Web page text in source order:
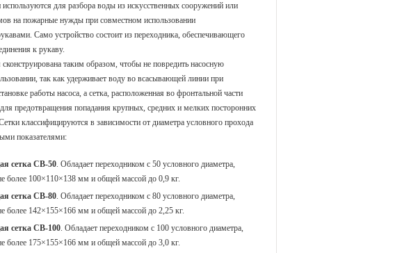
для разбора воды из искусственных сооружений или
на пожарные нужды при совместном использовании
Само устройство состоит из переходника, обеспечивающего
к рукаву.
таким образом, чтобы не повредить насосную
так как удерживает воду во всасывающей линии при
работы насоса, а сетка, расположенная во фронтальной части
предотвращения попадания крупных, средних и мелких посторонних
классифицируются в зависимости от диаметра условного прохода
показателями:
сетка СВ-50. Обладает переходником с 50 условного диаметра,
более 100×110×138 мм и общей массой до 0,9 кг.
сетка СВ-80. Обладает переходником с 80 условного диаметра,
более 142×155×166 мм и общей массой до 2,25 кг.
сетка СВ-100. Обладает переходником с 100 условного диаметра,
более 175×155×166 мм и общей массой до 3,0 кг.